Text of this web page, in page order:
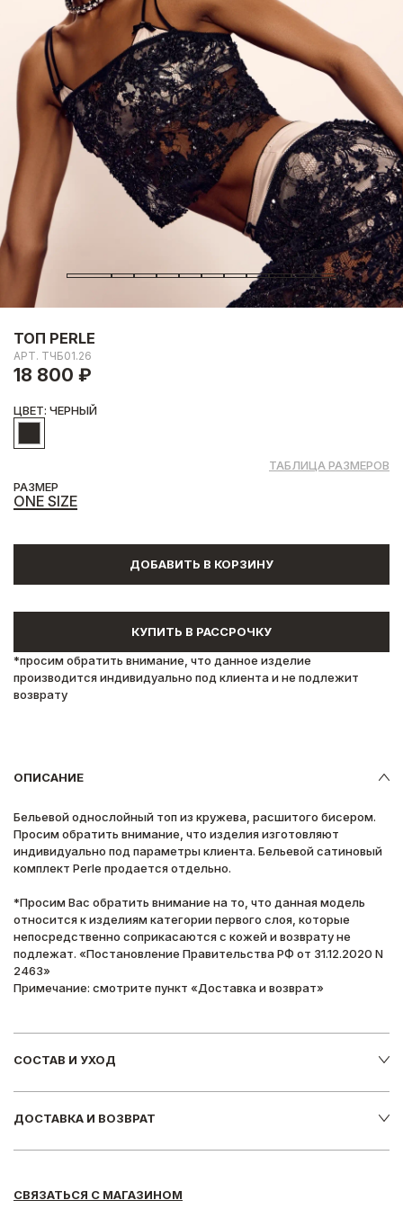
ТОП PERLE
АРТ. ТЧБ01.26
18 800 ₽
ДОБАВИТЬ В КОРЗИНУ
КУПИТЬ В РАССРОЧКУ
*просим обратить внимание, что данное изделие
производится индивидуально под клиента и не подлежит
возврату
РАЗМЕР
ONE SIZE
ЦВЕТ: ЧЕРНЫЙ
ТАБЛИЦА РАЗМЕРОВ
ОПИСАНИЕ
Бельевой однослойный топ из кружева, расшитого бисером.
Просим обратить внимание, что изделия изготовляют
индивидуально под параметры клиента. Бельевой сатиновый
комплект Perle продается отдельно.
*Просим Вас обратить внимание на то, что данная модель
относится к изделиям категории первого слоя, которые
непосредственно соприкасаются с кожей и возврату не
подлежат. «Постановление Правительства РФ от 31.12.2020 N
2463»
Примечание: смотрите пункт «Доставка и возврат»
СОСТАВ И УХОД
ДОСТАВКА И ВОЗВРАТ
СВЯЗАТЬСЯ С МАГАЗИНОМ